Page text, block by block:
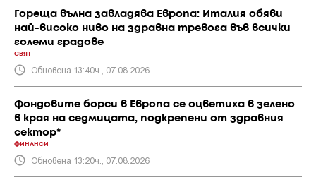
Гореща вълна завладява Европа: Италия обяви
най-високо ниво на здравна тревога във всички
големи градове
СВЯТ
Обновена 13:40ч., 07.08.2026
Фондовите борси в Европа се оцветиха в зелено
в края на седмицата, подкрепени от здравния
сектор*
ФИНАНСИ
Обновена 13:20ч., 07.08.2026